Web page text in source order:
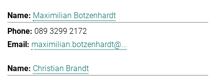
Maximilian Botzenhardt
089 3299 2172
maximilian.botzenhardt@...
Christian Brandt